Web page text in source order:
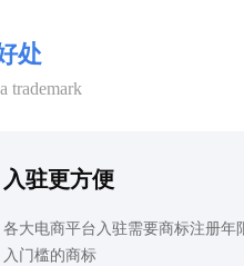
处
trademark
入驻更方便
各大电商平台入驻需要商标注册年
入门槛的商标